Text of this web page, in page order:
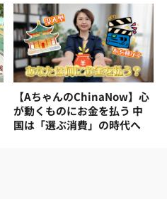
【AちゃんのChinaNow】心
が動くものにお金を払う 中
国は「選ぶ消費」の時代へ